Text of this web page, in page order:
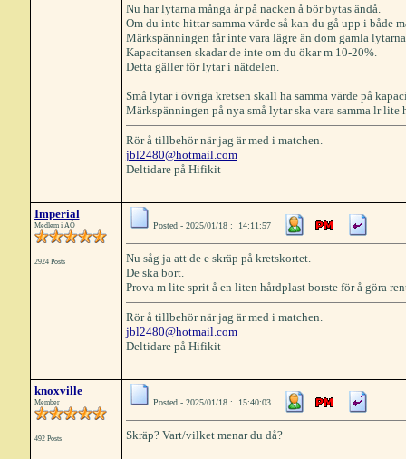
Nu har lytarna många år på nacken å bör bytas ändå.
Om du inte hittar samma värde så kan du gå upp i både
Märkspänningen får inte vara lägre än dom gamla
Kapacitansen skadar de inte om du ökar m 10-20%.
Detta gäller för lytar i nätdelen.
Små lytar i övriga kretsen skall ha samma värde på
Märkspänningen på nya små lytar ska vara samma lr lite
Rör å tillbehör när jag är med i matchen.
jbl2480@hotmail.com
Deltidare på Hifikit
Imperial
Medlem i AÖ
2924 Posts
Posted - 2025/01/18 : 14:11:57
Nu såg ja att de e skräp på kretskortet.
De ska bort.
Prova m lite sprit å en liten hårdplast borste för å göra
Rör å tillbehör när jag är med i matchen.
jbl2480@hotmail.com
Deltidare på Hifikit
knoxville
Member
492 Posts
Posted - 2025/01/18 : 15:40:03
Skräp? Vart/vilket menar du då?